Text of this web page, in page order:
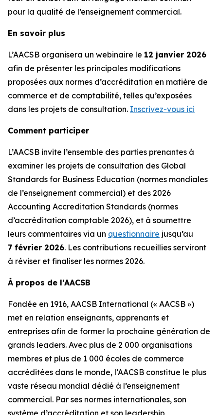
pour la qualité de l’enseignement commercial.
En savoir plus
L’AACSB organisera un webinaire le 12 janvier 2026
afin de présenter les principales modifications
proposées aux normes d’accréditation en matière de
commerce et de comptabilité, telles qu’exposées
dans les projets de consultation. Inscrivez-vous ici
Comment participer
L’AACSB invite l’ensemble des parties prenantes à
examiner les projets de consultation des Global
Standards for Business Education (normes mondiales
de l’enseignement commercial) et des 2026
Accounting Accreditation Standards (normes
d’accréditation comptable 2026), et à soumettre
leurs commentaires via un questionnaire jusqu’au
7 février 2026. Les contributions recueillies serviront
à réviser et finaliser les normes 2026.
À propos de l’AACSB
Fondée en 1916, AACSB International (« AACSB »)
met en relation enseignants, apprenants et
entreprises afin de former la prochaine génération de
grands leaders. Avec plus de 2 000 organisations
membres et plus de 1 000 écoles de commerce
accréditées dans le monde, l’AACSB constitue le plus
vaste réseau mondial dédié à l’enseignement
commercial. Par ses normes internationales, son